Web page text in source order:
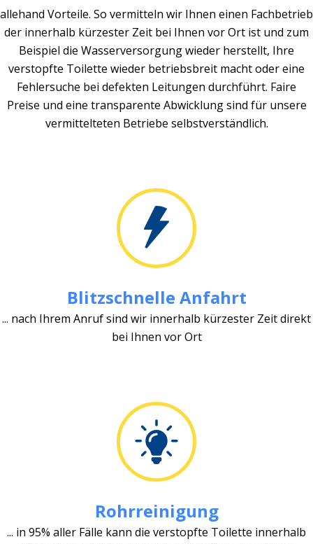
allehand Vorteile. So vermitteln wir Ihnen einen Fachbetrieb
der innerhalb kürzester Zeit bei Ihnen vor Ort ist und zum
Beispiel die Wasserversorgung wieder herstellt, Ihre
verstopfte Toilette wieder betriebsbreit macht oder eine
Fehlersuche bei defekten Leitungen durchführt. Faire
Preise und eine transparente Abwicklung sind für unsere
vermittelteten Betriebe selbstverständlich.
Blitzschnelle Anfahrt
... nach Ihrem Anruf sind wir innerhalb kürzester Zeit direkt
bei Ihnen vor Ort
Rohrreinigung
... in 95% aller Fälle kann die verstopfte Toilette innerhalb